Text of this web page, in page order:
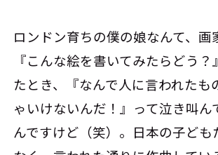
ロンドン育ちの僕の娘なんて、画
『こんな絵を書いてみたらどう
たとき、『なんで人に言われたも
ゃいけないんだ！』って泣き叫ん
んですけど（笑）。日本の子ども